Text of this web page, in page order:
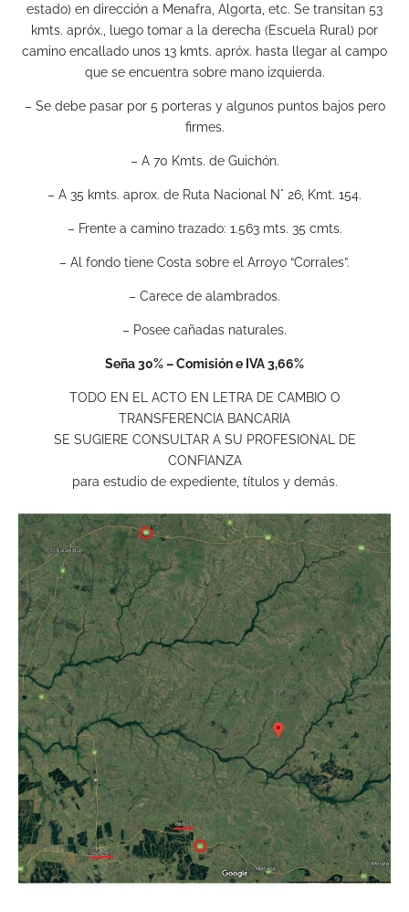
estado) en dirección a Menafra, Algorta, etc. Se transitan 53
kmts. apróx., luego tomar a la derecha (Escuela Rural) por
camino encallado unos 13 kmts. apróx. hasta llegar al campo
que se encuentra sobre mano izquierda.
– Se debe pasar por 5 porteras y algunos puntos bajos pero
firmes.
– A 70 Kmts. de Guichón.
– A 35 kmts. aprox. de Ruta Nacional N° 26, Kmt. 154.
– Frente a camino trazado: 1.563 mts. 35 cmts.
– Al fondo tiene Costa sobre el Arroyo “Corrales”.
– Carece de alambrados.
– Posee cañadas naturales.
Seña 30% – Comisión e IVA 3,66%
TODO EN EL ACTO EN LETRA DE CAMBIO O
TRANSFERENCIA BANCARIA
SE SUGIERE CONSULTAR A SU PROFESIONAL DE
CONFIANZA
para estudio de expediente, títulos y demás.